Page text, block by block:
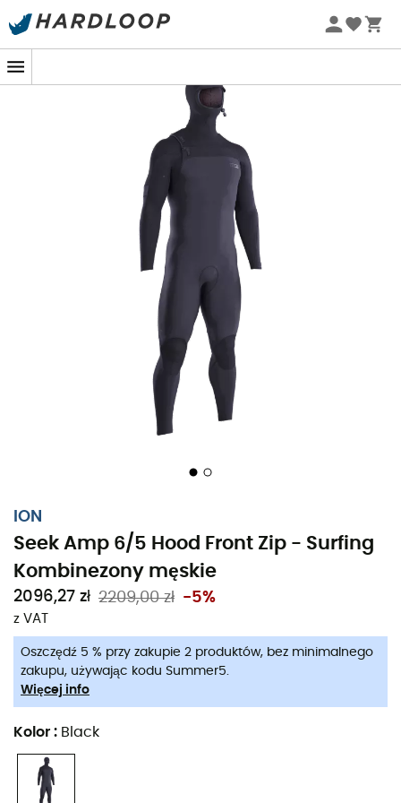
Letnie promocje 🔥 -5% DODATKOWO przy zakupie 2
ION
Seek Amp 6/5 Hood Front Zip - Surfing
Kombinezony męskie
2096,27 zł 2209,00 zł -5%
z VAT
Oszczędź 5 % przy zakupie 2 produktów, bez minimalnego
zakupu, używając kodu Summer5.
Więcej info
Kolor : Black
Kiedy fale uderzają, a ocean ma 3°C, kombinezon Seek
Amp 6/5 Hoodjest Twoim najlepszym sprzymierzeńcem.
Ion zaprojektował ten kombinezon surfingowy dla
optymalnego komfortu. Dzięki przedniemu zapięciu otula
Cię wyjątkowym ciepłem, jednocześnie oferując zwinność
godną delfina.